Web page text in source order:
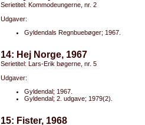
Serietitel: Kommodeungerne, nr. 2
Udgaver:
Gyldendals Regnbuebøger; 1967.
14: Hej Norge, 1967
Serietitel: Lars-Erik bøgerne, nr. 5
Udgaver:
Gyldendal; 1967.
Gyldendal; 2. udgave; 1979(2).
15: Fister, 1968